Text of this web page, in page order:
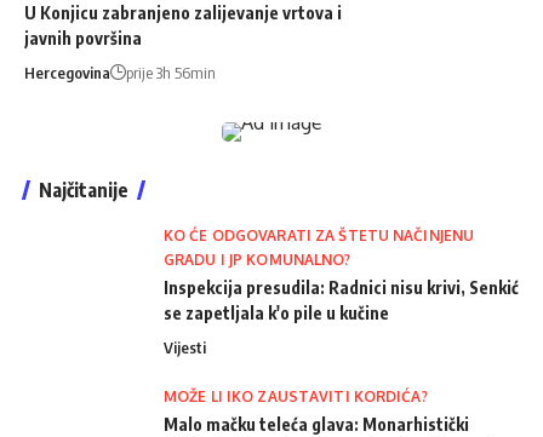
U Konjicu zabranjeno zalijevanje vrtova i
javnih površina
Hercegovina prije 3h 56min
Najčitanije
KO ĆE ODGOVARATI ZA ŠTETU NAČINJENU
GRADU I JP KOMUNALNO?
Inspekcija presudila: Radnici nisu krivi, Senkić
se zapetljala k'o pile u kučine
Vijesti
MOŽE LI IKO ZAUSTAVITI KORDIĆA?
Malo mačku teleća glava: Monarhistički